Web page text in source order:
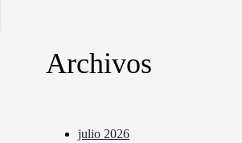
Archivos
julio 2026